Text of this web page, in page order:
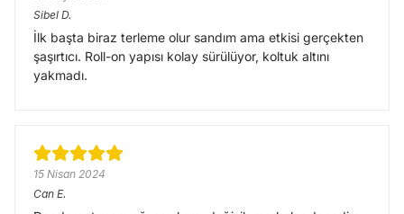
Sibel D.
İlk başta biraz terleme olur sandım ama etkisi gerçekten
şaşırtıcı. Roll-on yapısı kolay sürülüyor, koltuk altını
yakmadı.
15 Nisan 2024
Can E.